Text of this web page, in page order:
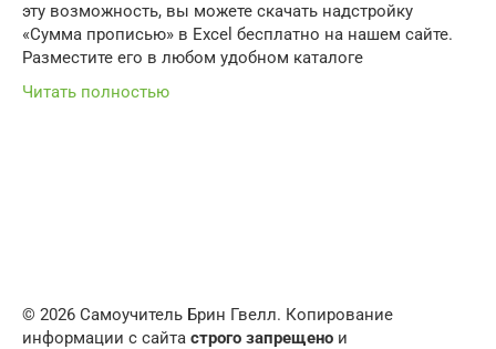
эту возможность, вы можете скачать надстройку
«Сумма прописью» в Excel бесплатно на нашем сайте.
Разместите его в любом удобном каталоге
Читать полностью
© 2026 Самоучитель Брин Гвелл. Копирование
информации с сайта строго запрещено и